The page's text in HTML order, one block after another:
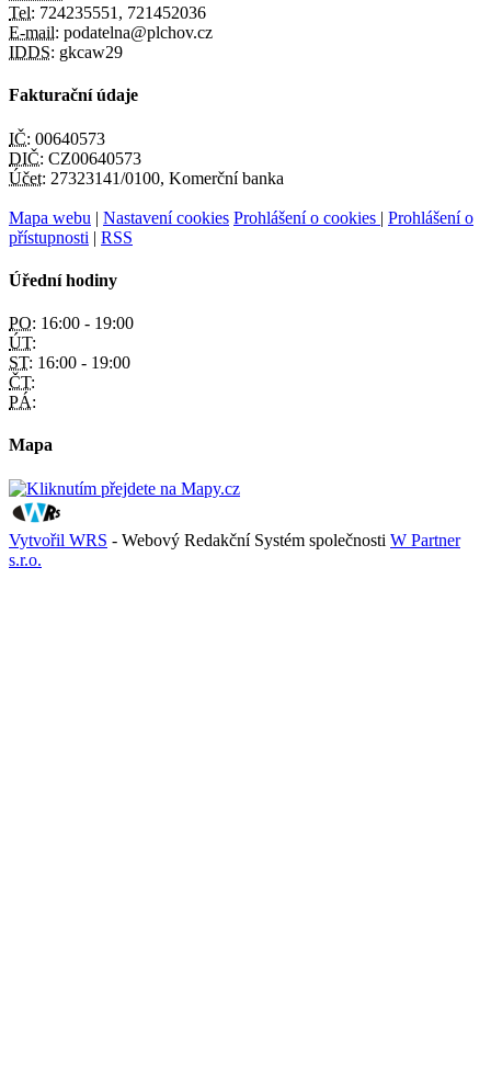
Tel: 724235551, 721452036
E-mail: podatelna@plchov.cz
IDDS: gkcaw29
Fakturační údaje
IČ: 00640573
DIČ: CZ00640573
Účet: 27323141/0100, Komerční banka
Mapa webu | Nastavení cookies Prohlášení o cookies | Prohlášení o
přístupnosti | RSS
Úřední hodiny
PO: 16:00 - 19:00
ÚT:
ST: 16:00 - 19:00
ČT:
PÁ:
Mapa
Vytvořil WRS - Webový Redakční Systém společnosti W Partner
s.r.o.